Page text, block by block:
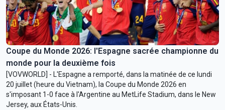
Coupe du Monde 2026: l'Espagne sacrée championne du
monde pour la deuxième fois
[VOVWORLD] - L'Espagne a remporté, dans la matinée de ce lundi
20 juillet (heure du Vietnam), la Coupe du Monde 2026 en
s'imposant 1-0 face à l'Argentine au MetLife Stadium, dans le New
Jersey, aux États-Unis.